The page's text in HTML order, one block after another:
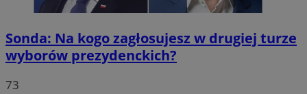
Sonda: Na kogo zagłosujesz w drugiej turze
wyborów prezydenckich?
73